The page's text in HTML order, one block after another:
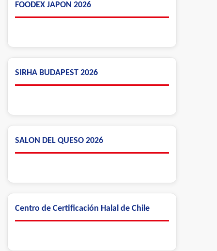
FOODEX JAPON 2026
SIRHA BUDAPEST 2026
SALON DEL QUESO 2026
Centro de Certificación Halal de Chile